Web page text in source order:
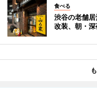
食べる
渋谷の老舗
改装、朝・